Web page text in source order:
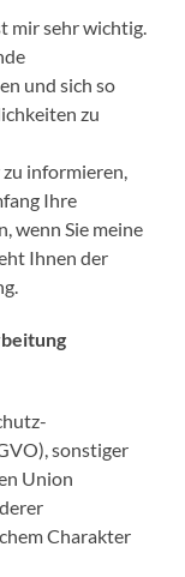
mir sehr wichtig.
und sich so
zu
informieren,
Ihre
wenn Sie meine
Ihnen der
sonstiger
Union
Charakter